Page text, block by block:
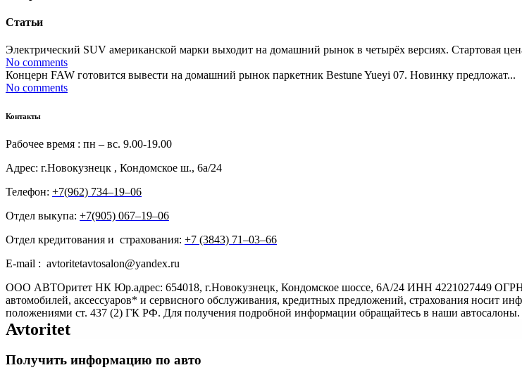
Статьи
Электрический SUV американской марки выходит на домашний рынок в четырёх версиях. Стартовая
No comments
Концерн FAW готовится вывести на домашний рынок паркетник Bestune Yueyi 07. Новинку предложат...
No comments
Контакты
Рабочее время : пн – вс. 9.00-19.00
Адрес: г.Новокузнецк , Кондомское ш., 6а/24
Телефон: +7(962) 734‒19‒06
Отдел выкупа: +7(905) 067‒19‒06
Отдел кредитования и страхования: +7 (3843) 71‒03‒66
E-mail : avtoritetavtosalon@yandex.ru
ООО АВТОритет НК Юр.адрес: 654018, г.Новокузнецк, Кондомское шоссе, 6А/24 ИНН 4221027449 ОГРН
автомобилей, аксессуаров* и сервисного обслуживания, кредитных предложений, страхования носит
положениями ст. 437 (2) ГК РФ. Для получения подробной информации обращайтесь в наши
Avtoritet
Получить информацию по авто